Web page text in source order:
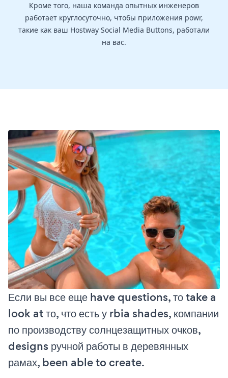
Кроме того, наша команда опытных инженеров
работает круглосуточно, чтобы приложения powr,
такие как ваш Hostway Social Media Buttons, работали
на вас.
Если вы все еще have questions, то take a
look at то, что есть у rbia shades, компании
по производству солнцезащитных очков,
designs ручной работы в деревянных
рамах, been able to create.